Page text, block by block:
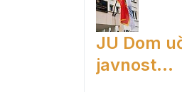
JU Dom
javnost...